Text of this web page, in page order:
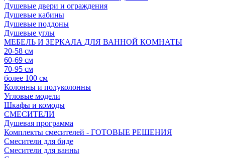
Душевые двери и ограждения
Душевые кабины
Душевые поддоны
Душевые углы
МЕБЕЛЬ И ЗЕРКАЛА ДЛЯ ВАННОЙ КОМНАТЫ
20-58 см
60-69 см
70-95 см
более 100 см
Колонны и полуколонны
Угловые модели
Шкафы и комоды
СМЕСИТЕЛИ
Душевая программа
Комплекты смесителей - ГОТОВЫЕ РЕШЕНИЯ
Смесители для биде
Смесители для ванны